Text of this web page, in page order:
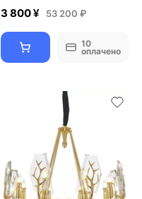
3 800 ¥ 53 200 ₽
10
оплачено